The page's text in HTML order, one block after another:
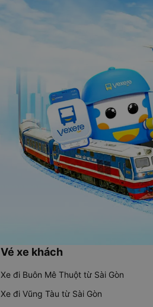
Vé xe khách
Xe đi Buôn Mê Thuột từ Sài Gòn
Xe đi Vũng Tàu từ Sài Gòn